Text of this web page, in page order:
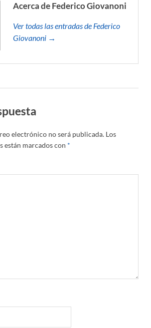
Acerca de Federico Giovanoni
Ver todas las entradas de Federico
Giovanoni →
electrónico no será publicada. Los
están marcados con *